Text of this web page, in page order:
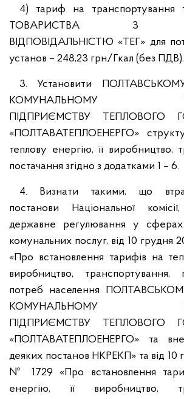
4) тариф на транспортування
ТОВАРИСТВА З
ВІДПОВІДАЛЬНІСТЮ «ТЕГ» для
установ – 248,23 грн/Гкал (без ПДВ).
3. Установити
КОМУНАЛЬНОМУ
ПІДПРИЄМСТВУ ТЕПЛОВОГО
«ПОЛТАВАТЕПЛОЕНЕРГО»
теплову енергію, її виробництво,
постачання згідно з додатками 1 – 6.
4. Визнати такими, що
постанови Національної
державне регулювання у
комунальних послуг, від 10 грудня
«Про встановлення тарифів на
виробництво, транспортування,
потреб населення
КОМУНАЛЬНОМУ
ПІДПРИЄМСТВУ ТЕПЛОВОГО
«ПОЛТАВАТЕПЛОЕНЕРГО» та
деяких постанов НКРЕКП» та від 10
№ 1729 «Про встановлення
енергію, її виробництво,